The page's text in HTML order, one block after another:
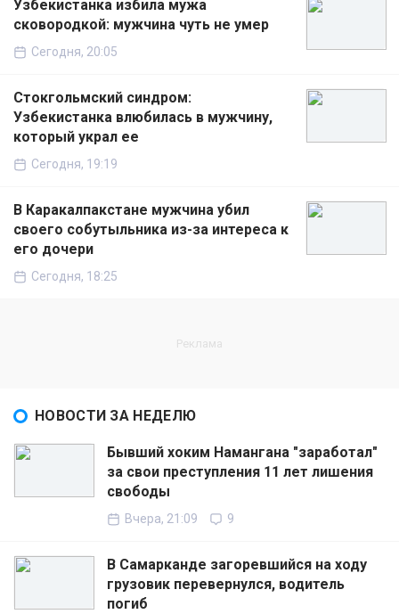
Узбекистанка избила мужа
сковородкой: мужчина чуть не умер
Сегодня, 20:05
Стокгольмский синдром:
Узбекистанка влюбилась в мужчину,
который украл ее
Сегодня, 19:19
В Каракалпакстане мужчина убил
своего собутыльника из-за интереса к
его дочери
Сегодня, 18:25
НОВОСТИ ЗА НЕДЕЛЮ
Бывший хоким Намангана "заработал"
за свои преступления 11 лет лишения
свободы
Вчера, 21:09 9
В Самарканде загоревшийся на ходу
грузовик перевернулся, водитель
погиб